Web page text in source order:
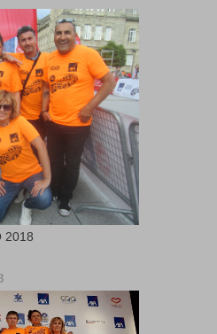
2018